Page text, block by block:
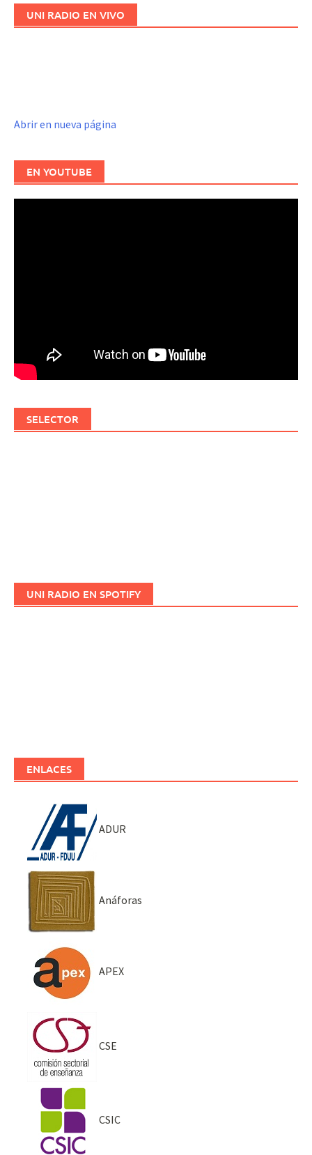
UNI RADIO EN VIVO
Abrir en nueva página
EN YOUTUBE
SELECTOR
UNI RADIO EN SPOTIFY
ENLACES
ADUR
Anáforas
APEX
CSE
CSIC